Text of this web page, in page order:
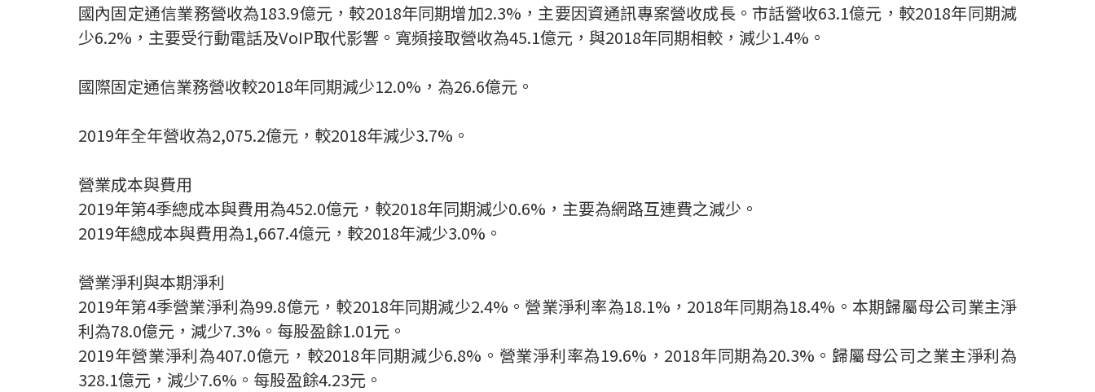
國內固定通信業務營收為183.9億元，較2018年同期增加2.3% ，主要因資通訊專案營收成長。市話營收63.1億元，較2018年同期減
少6.2% ，主要受行動電話及VoIP取代影響 。寬頻接取營收為45.1億元，與2018年同期相較，減少1.4% 。
國際固定通信業務營收較2018年同期減少12.0% ，為26.6億元。
2019年全年營收為2,075.2億元，較2018年減少3.7% 。
營業成本與費用
2019年第4季總成本與費用為452.0億元，較2018年同期減少0.6% ，主要為網路互連費之減少。
2019年總成本與費用為1,667.4億元，較2018年減少3.0% 。
營業淨利與本期淨利
2019年第4季營業淨利為99.8億元，較2018年同期減少2.4% 。營業淨利率為18.1% ， 2018年同期為18.4% 。本期歸屬母公司業主淨
利為78.0億元，減少7.3% 。每股盈餘1.01元。
2019年營業淨利為407.0億元，較2018年同期減少6.8% 。營業淨利率為19.6% ， 2018年同期為20.3% 。歸屬母公司之業主淨利為
328.1億元，減少7.6% 。每股盈餘4.23元。